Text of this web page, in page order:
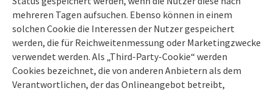
mehreren Tagen aufsuchen. Ebenso können in einem
solchen Cookie die Interessen der Nutzer gespeichert
werden, die für Reichweitenmessung oder Marketingzwecke
verwendet werden. Als „Third-Party-Cookie“ werden
Cookies bezeichnet, die von anderen Anbietern als dem
Verantwortlichen, der das Onlineangebot betreibt,